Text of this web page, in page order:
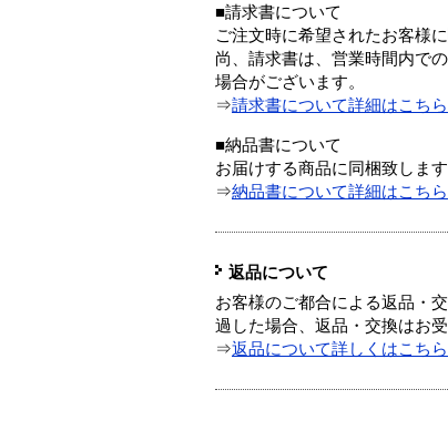
■請求書について
ご注文時に希望されたお客様
尚、請求書は、営業時間内で
場合がございます。
⇒請求書について詳細はこちら
■納品書について
お届けする商品に同梱致します
⇒納品書について詳細はこちら
返品について
お客様のご都合による返品・
過した場合、返品・交換はお
⇒返品について詳しくはこちら